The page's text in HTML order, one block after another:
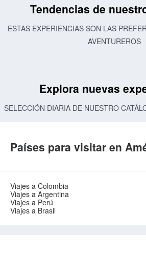
Tendencias de
ESTAS EXPERIENCIAS SON LAS
AVENTUREROS
Explora nuevas
SELECCIÓN DIARIA DE NUESTRO
Países para visitar en
Viajes a Colombia
Viajes a Argentina
Viajes a Perú
Viajes a Brasil